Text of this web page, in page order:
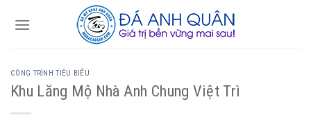
CÔNG TRÌNH TIÊU BIỂU
Khu Lăng Mộ Nhà Anh Chung Việt Trì